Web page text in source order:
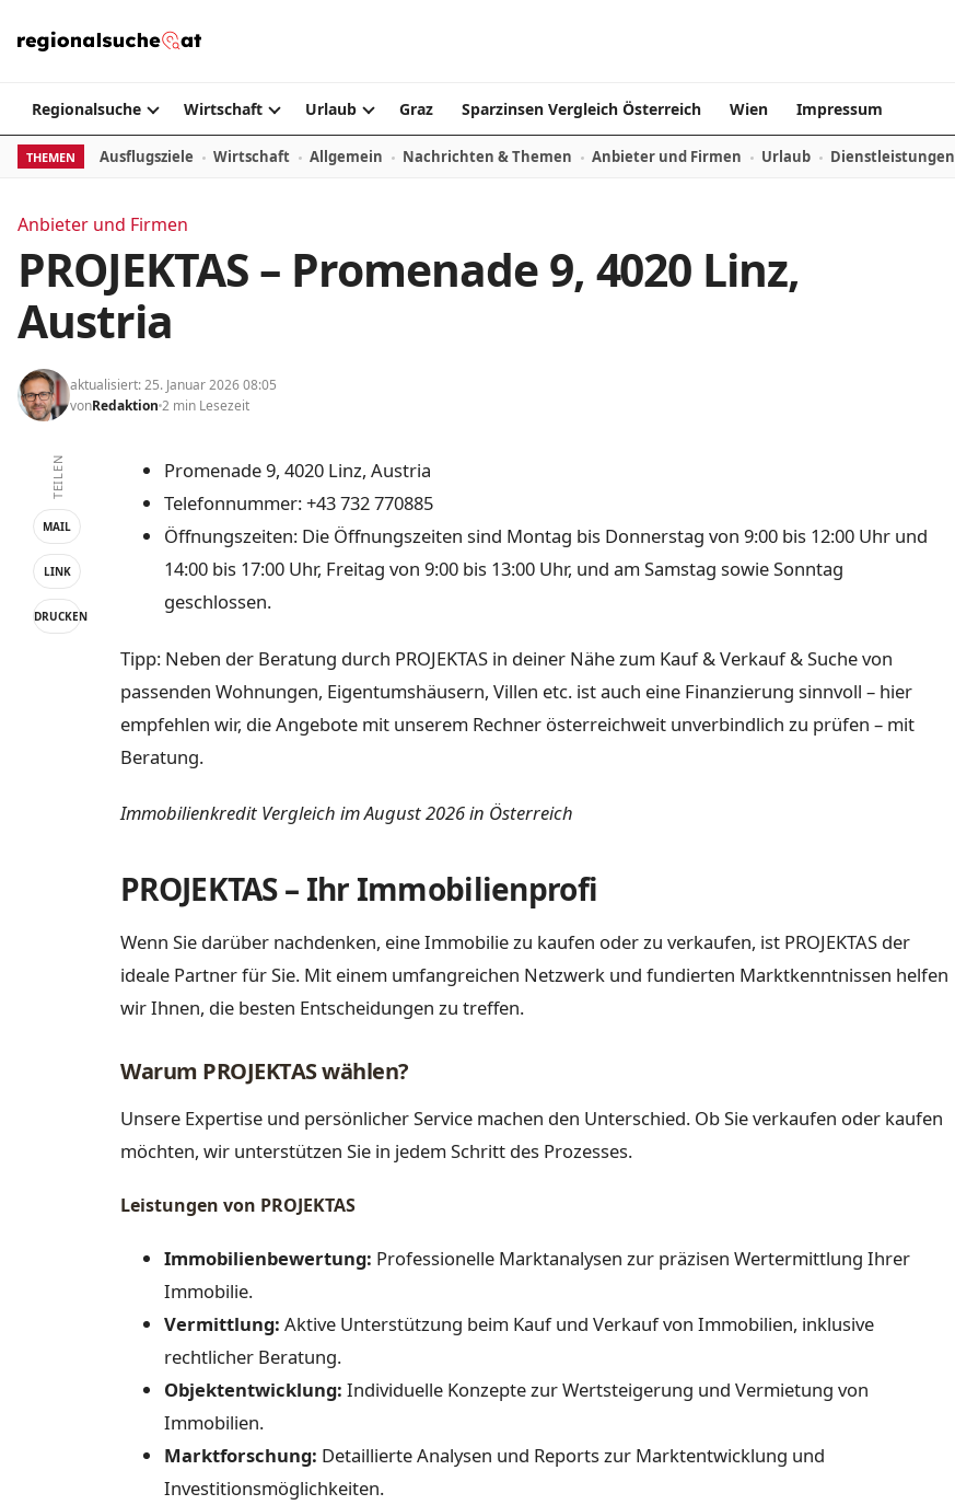
Regionalsuche Wirtschaft Urlaub Graz Sparzinsen Vergleich Österreich Wien Impressum
THEMEN Ausflugsziele Wirtschaft Allgemein Nachrichten & Themen Anbieter und Firmen Urlaub Dienstleistungen
Anbieter und Firmen
PROJEKTAS – Promenade 9, 4020 Linz,
Austria
aktualisiert: 25. Januar 2026 08:05
vonRedaktion 2 min Lesezeit
TEILEN
MAIL
LINK
DRUCKEN
Promenade 9, 4020 Linz, Austria
Telefonnummer: +43 732 770885
Öffnungszeiten: Die Öffnungszeiten sind Montag bis Donnerstag von 9:00 bis 12:00 Uhr und
14:00 bis 17:00 Uhr, Freitag von 9:00 bis 13:00 Uhr, und am Samstag sowie Sonntag
geschlossen.
Tipp: Neben der Beratung durch PROJEKTAS in deiner Nähe zum Kauf & Verkauf & Suche von
passenden Wohnungen, Eigentumshäusern, Villen etc. ist auch eine Finanzierung sinnvoll – hier
empfehlen wir, die Angebote mit unserem Rechner österreichweit unverbindlich zu prüfen – mit
Beratung.
Immobilienkredit Vergleich im August 2026 in Österreich
PROJEKTAS – Ihr Immobilienprofi
Wenn Sie darüber nachdenken, eine Immobilie zu kaufen oder zu verkaufen, ist PROJEKTAS der
ideale Partner für Sie. Mit einem umfangreichen Netzwerk und fundierten Marktkenntnissen helfen
wir Ihnen, die besten Entscheidungen zu treffen.
Warum PROJEKTAS wählen?
Unsere Expertise und persönlicher Service machen den Unterschied. Ob Sie verkaufen oder kaufen
möchten, wir unterstützen Sie in jedem Schritt des Prozesses.
Leistungen von PROJEKTAS
Immobilienbewertung: Professionelle Marktanalysen zur präzisen Wertermittlung Ihrer
Immobilie.
Vermittlung: Aktive Unterstützung beim Kauf und Verkauf von Immobilien, inklusive
rechtlicher Beratung.
Objektentwicklung: Individuelle Konzepte zur Wertsteigerung und Vermietung von
Immobilien.
Marktforschung: Detaillierte Analysen und Reports zur Marktentwicklung und
Investitionsmöglichkeiten.